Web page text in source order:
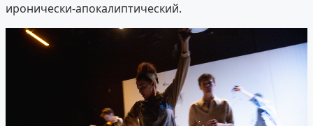
иронически-апокалиптический.